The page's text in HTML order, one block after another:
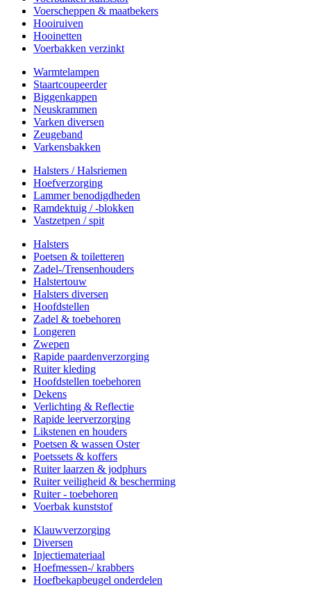
Voerscheppen & maatbekers
Hooiruiven
Hooinetten
Voerbakken verzinkt
Warmtelampen
Staartcoupeerder
Biggenkappen
Neuskrammen
Varken diversen
Zeugeband
Varkensbakken
Halsters / Halsriemen
Hoefverzorging
Lammer benodigdheden
Ramdektuig / -blokken
Vastzetpen / spit
Halsters
Poetsen & toiletteren
Zadel-/Trensenhouders
Halstertouw
Halsters diversen
Hoofdstellen
Zadel & toebehoren
Longeren
Zwepen
Rapide paardenverzorging
Ruiter kleding
Hoofdstellen toebehoren
Dekens
Verlichting & Reflectie
Rapide leerverzorging
Likstenen en houders
Poetsen & wassen Oster
Poetssets & koffers
Ruiter laarzen & jodphurs
Ruiter veiligheid & bescherming
Ruiter - toebehoren
Voerbak kunststof
Klauwverzorging
Diversen
Injectiemateriaal
Hoefmessen-/ krabbers
Hoefbekapbeugel onderdelen